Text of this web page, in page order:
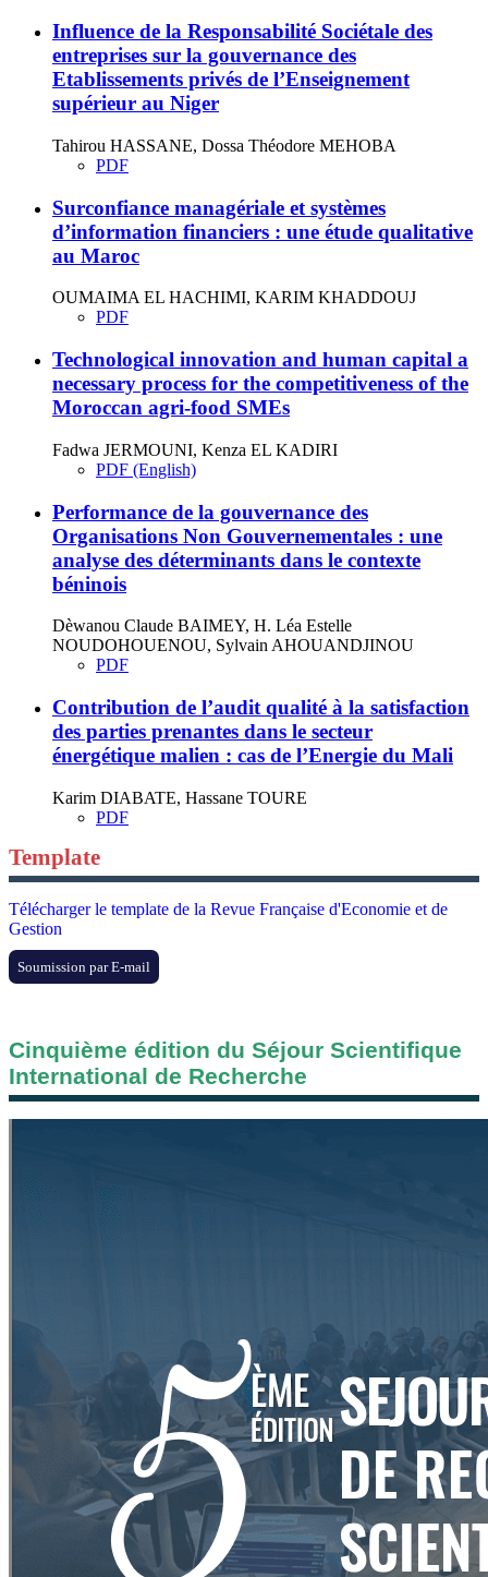
Influence de la Responsabilité Sociétale des
entreprises sur la gouvernance des
Etablissements privés de l’Enseignement
supérieur au Niger
Tahirou HASSANE, Dossa Théodore MEHOBA
PDF
Surconfiance managériale et systèmes
d’information financiers : une étude qualitative
au Maroc
OUMAIMA EL HACHIMI, KARIM KHADDOUJ
PDF
Technological innovation and human capital a
necessary process for the competitiveness of the
Moroccan agri-food SMEs
Fadwa JERMOUNI, Kenza EL KADIRI
PDF (English)
Performance de la gouvernance des
Organisations Non Gouvernementales : une
analyse des déterminants dans le contexte
béninois
Dèwanou Claude BAIMEY, H. Léa Estelle
NOUDOHOUENOU, Sylvain AHOUANDJINOU
PDF
Contribution de l’audit qualité à la satisfaction
des parties prenantes dans le secteur
énergétique malien : cas de l’Energie du Mali
Karim DIABATE, Hassane TOURE
PDF
Template
Télécharger le template de la Revue Française d'Economie et de
Gestion
Soumission par E-mail
Cinquième édition du Séjour Scientifique
International de Recherche